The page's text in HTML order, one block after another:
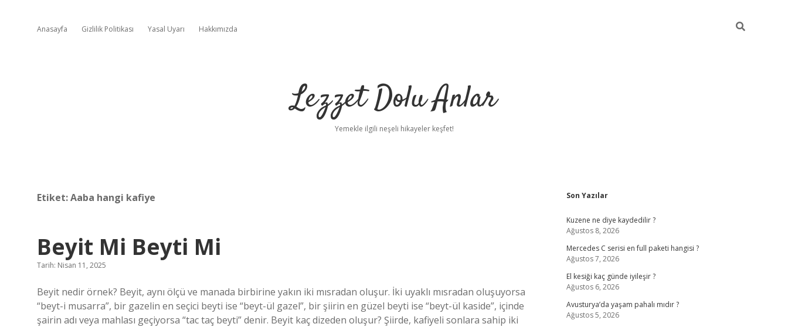
Anasayfa Gizlilik Politikası Yasal Uyarı Hakkımızda
Lezzet Dolu Anlar
Yemekle ilgili neşeli hikayeler keşfet!
Etiket:Aaba hangi kafiye
Beyit Mi Beyti Mi
Tarih: Nisan 11, 2025
Beyit nedir örnek? Beyit, aynı ölçü ve manada birbirine yakın iki mısradan oluşur. İki uyaklı mısradan oluşuyorsa
“beyt-i musarra”, bir gazelin en seçici beyti ise “beyt-ül gazel”, bir şiirin en güzel beyti ise “beyt-ül kaside”, içinde
şairin adı veya mahlası geçiyorsa “tac taç beyti” denir. Beyit kaç dizeden oluşur? Şiirde, kafiyeli sonlara sahip iki
Sidebar
Son Yazılar
Kuzene ne diye kaydedilir ?
Ağustos 8, 2026
Mercedes C serisi en full paketi hangisi ?
Ağustos 7, 2026
El kesiği kaç günde iyileşir ?
Ağustos 6, 2026
Avusturya’da yaşam pahalı mıdır ?
Ağustos 5, 2026
ilbet giriş